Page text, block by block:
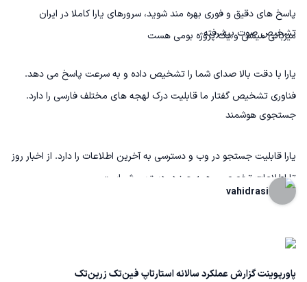
پاسخ های دقیق و فوری بهره مند شوید، سرورهای یارا کاملا در ایران
میزبانی میشن و یک پروژه بومی هست
تشخیص صوت پیشرفته
یارا با دقت بالا صدای شما را تشخیص داده و به سرعت پاسخ می دهد.
فناوری تشخیص گفتار ما قابلیت درک لهجه های مختلف فارسی را دارد.
جستجوی هوشمند
یارا قابلیت جستجو در وب و دسترسی به آخرین اطلاعات را دارد. از اخبار روز
تا اطلاعات تخصصی، همه چیز در دسترس شماست.
vahidrasi
پاورپوینت گزارش عملکرد سالانه استارتاپ فین‌تک زرین‌تک